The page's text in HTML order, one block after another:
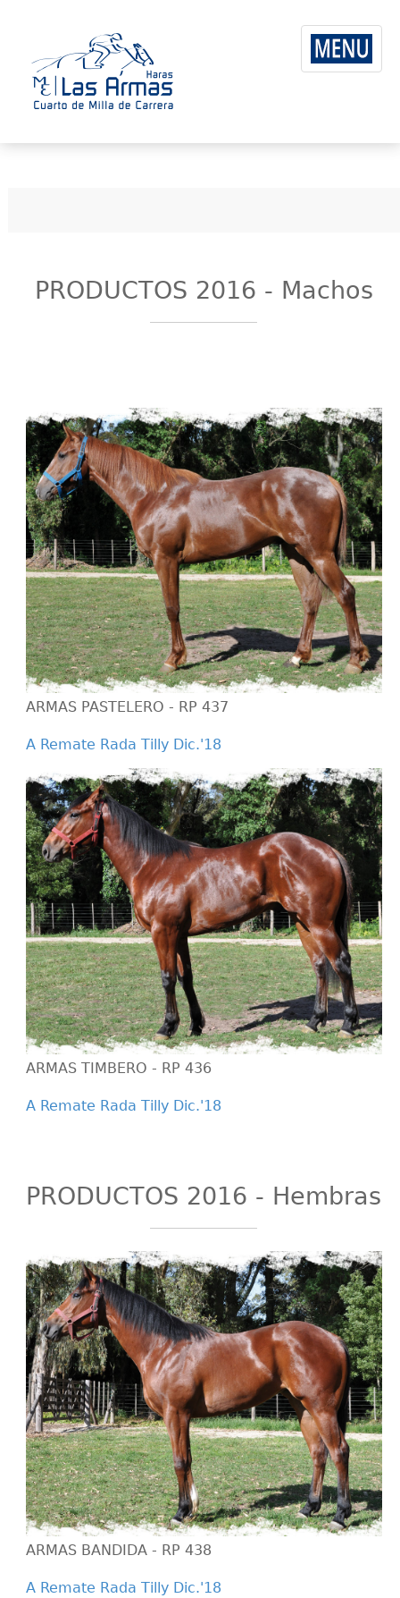
PRODUCTOS 2016 - Machos
ARMAS PASTELERO - RP 437
A Remate Rada Tilly Dic.'18
ARMAS TIMBERO - RP 436
A Remate Rada Tilly Dic.'18
PRODUCTOS 2016 - Hembras
ARMAS BANDIDA - RP 438
A Remate Rada Tilly Dic.'18